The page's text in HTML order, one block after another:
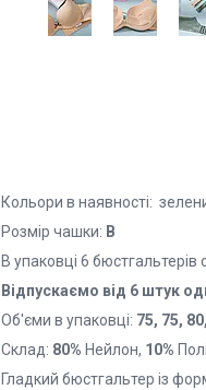
Кольори в наявності:
Розмір чашки: B
В упаковці 6 бюстгальтерів
Відпускаємо від 6 штук
Об'єми в упаковці: 75, 75,
Склад: 80% Нейлон, 10%
Гладкий бюстгальтер із